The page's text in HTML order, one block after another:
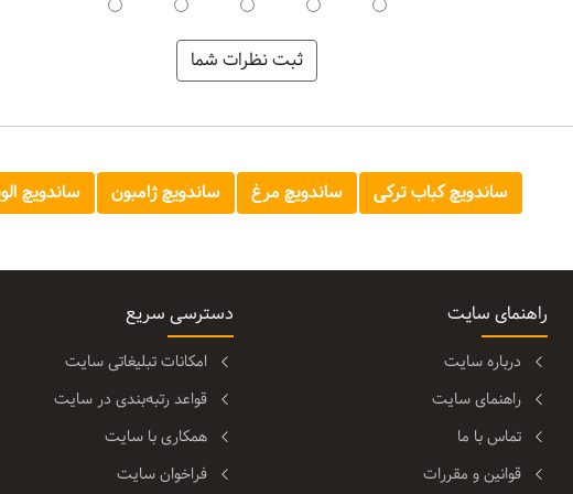
ساندویچ کباب ترکی ساندویچ مرغ ساندویچ ژامبون ساندویچ
راهنمای سایت
درباره سایت
راهنمای سایت
تماس با ما
قوانین و مقررات
دسترسی سریع
امکانات تبلیغاتی سایت
قواعد رتبه‌بندی در سایت
همکاری با سایت
فراخوان سایت